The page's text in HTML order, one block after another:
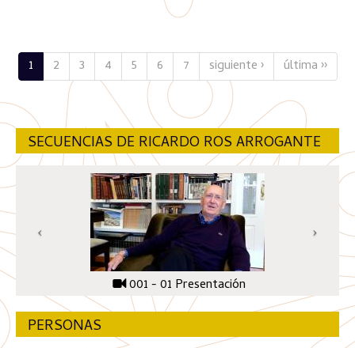
1 2 3 4 5 6 7 siguiente › última ››
SECUENCIAS DE RICARDO ROS ARROGANTE
001 - 01 Presentación
PERSONAS